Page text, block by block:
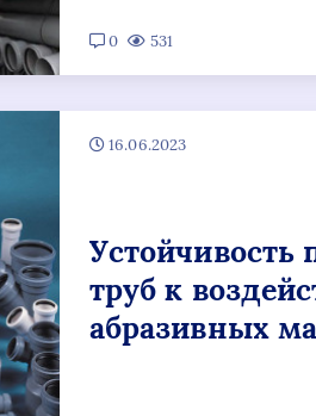
0 531
16.06.2023
Устойчивость
труб к
абразивных